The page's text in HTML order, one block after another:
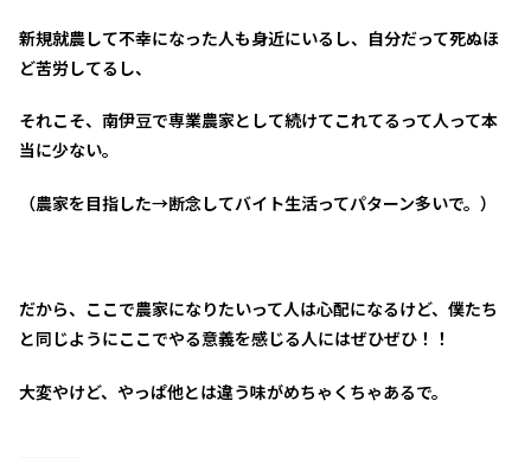
新規就農して不幸になった人も身近にいるし、自分だって死ぬほ
ど苦労してるし、
それこそ、南伊豆で専業農家として続けてこれてるって人って本
当に少ない。
（農家を目指した→断念してバイト生活ってパターン多いで。）
だから、ここで農家になりたいって人は心配になるけど、僕たち
と同じようにここでやる意義を感じる人にはぜひぜひ！！
大変やけど、やっぱ他とは違う味がめちゃくちゃあるで。